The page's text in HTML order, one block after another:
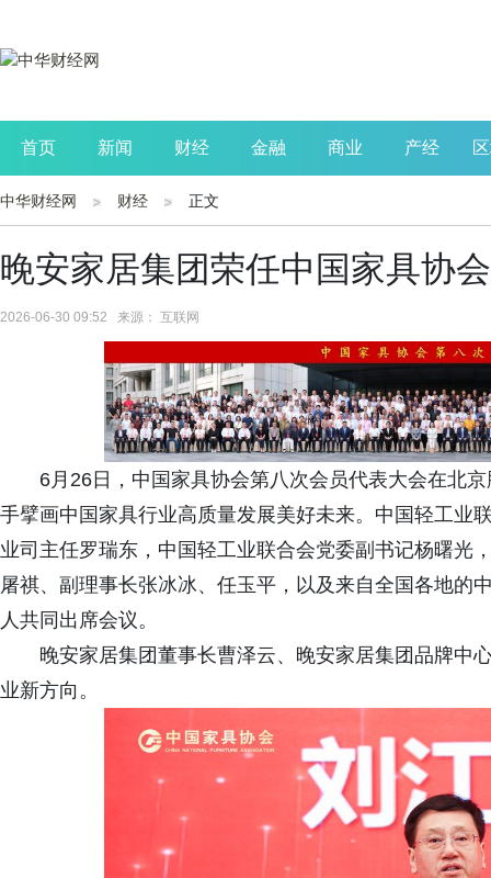
首页 新闻 财经 金融 商业 产经
公司 生活 读书
中华财经网 财经 正文
晚安家居集团荣任中国家具协
2026-06-30 09:52 来源： 互联网
6月26日，中国家具协会第八次会员代表大会在北
手擘画中国家具行业高质量发展美好未来。中国轻工业
业司主任罗瑞东，中国轻工业联合会党委副书记杨曙光
屠祺、副理事长张冰冰、任玉平，以及来自全国各地的
人共同出席会议。
晚安家居集团董事长曹泽云、晚安家居集团品牌中
业新方向。